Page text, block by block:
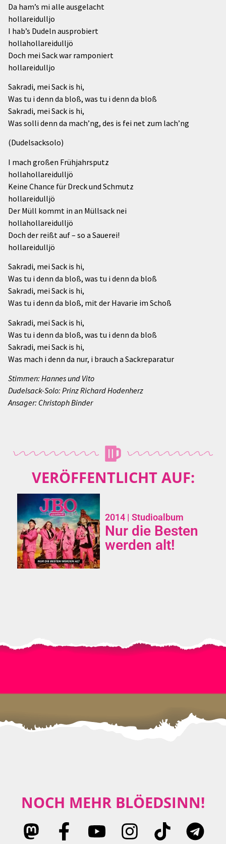
Da ham’s mi alle ausgelacht
hollareidulljo
I hab’s Dudeln ausprobiert
hollahollareidulljö
Doch mei Sack war ramponiert
hollareidulljo
Sakradi, mei Sack is hi,
Was tu i denn da bloß, was tu i denn da bloß
Sakradi, mei Sack is hi,
Was solli denn da mach’ng, des is fei net zum lach’ng
(Dudelsacksolo)
I mach großen Frühjahrsputz
hollahollareidulljö
Keine Chance für Dreck und Schmutz
hollareidulljö
Der Müll kommt in an Müllsack nei
hollahollareidulljö
Doch der reißt auf – so a Sauerei!
hollareidulljö
Sakradi, mei Sack is hi,
Was tu i denn da bloß, was tu i denn da bloß
Sakradi, mei Sack is hi,
Was tu i denn da bloß, mit der Havarie im Schoß
Sakradi, mei Sack is hi,
Was tu i denn da bloß, was tu i denn da bloß
Sakradi, mei Sack is hi,
Was mach i denn da nur, i brauch a Sackreparatur
Stimmen: Hannes und Vito
Dudelsack-Solo: Prinz Richard Hodenherz
Ansager: Christoph Binder
VERÖFFENTLICHT AUF:
2014| Studioalbum
Nur die Besten
werden alt!
NOCH MEHR BLÖEDSINN!